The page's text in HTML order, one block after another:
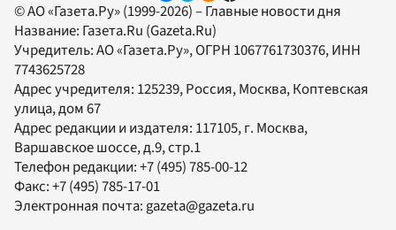
© АО «Газета.Ру» (1999-2026) – Главные новости дня
Название: Газета.Ru (Gazeta.Ru)
Учредитель:АО «Газета.Ру», ОГРН 1067761730376, ИНН
7743625728
Адрес учредителя: 125239, Россия, Москва, Коптевская
улица, дом 67
Адрес редакции и издателя: 117105, г. Москва,
Варшавское шоссе, д.9, стр.1
Телефон редакции:+7 (495) 785-00-12
Факс:+7 (495) 785-17-01
Электронная почта:gazeta@gazeta.ru